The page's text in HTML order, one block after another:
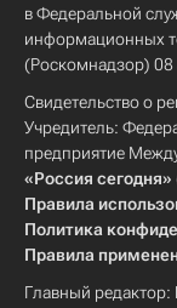
в Федеральной
информационных
(Роскомнадзор) 08
Свидетельство о
Учредитель:
предприятие
«Россия сегодня»
Правила
Политика
Правила
Главный редактор: